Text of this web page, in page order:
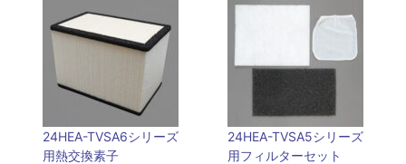
24HEA-TVSA6シリーズ
用熱交換素子
24HEA-TVSA5シリーズ
用フィルターセット